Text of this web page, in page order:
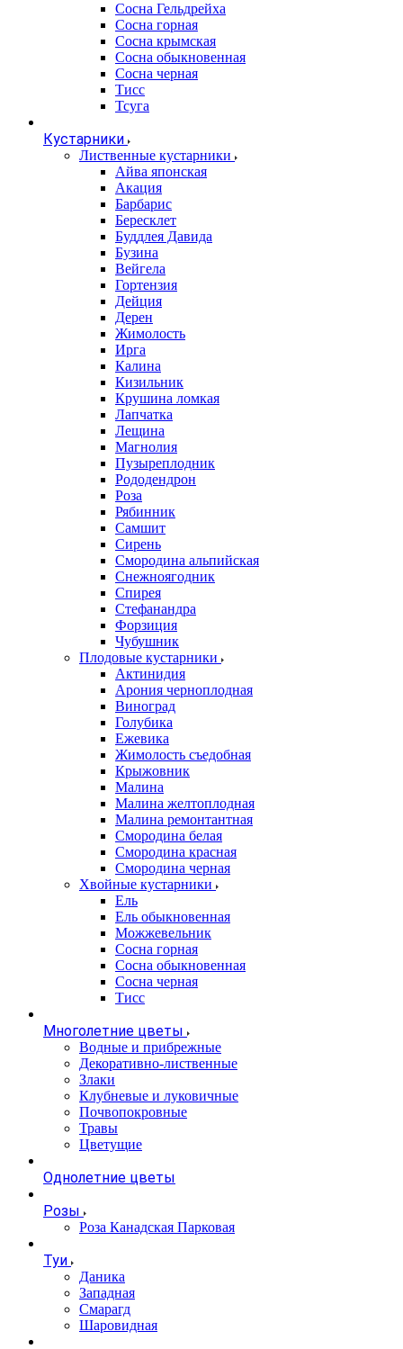
Сосна Гельдрейха
Сосна горная
Сосна крымская
Сосна обыкновенная
Сосна черная
Тисс
Тсуга
Кустарники
Лиственные кустарники
Айва японская
Акация
Барбарис
Бересклет
Буддлея Давида
Бузина
Вейгела
Гортензия
Дейция
Дерен
Жимолость
Ирга
Калина
Кизильник
Крушина ломкая
Лапчатка
Лещина
Магнолия
Пузыреплодник
Рододендрон
Роза
Рябинник
Самшит
Сирень
Смородина альпийская
Снежноягодник
Спирея
Стефанандра
Форзиция
Чубушник
Плодовые кустарники
Актинидия
Арония черноплодная
Виноград
Голубика
Ежевика
Жимолость съедобная
Крыжовник
Малина
Малина желтоплодная
Малина ремонтантная
Смородина белая
Смородина красная
Смородина черная
Хвойные кустарники
Ель
Ель обыкновенная
Можжевельник
Сосна горная
Сосна обыкновенная
Сосна черная
Тисс
Многолетние цветы
Водные и прибрежные
Декоративно-лиственные
Злаки
Клубневые и луковичные
Почвопокровные
Травы
Цветущие
Однолетние цветы
Розы
Роза Канадская Парковая
Туи
Даника
Западная
Смарагд
Шаровидная